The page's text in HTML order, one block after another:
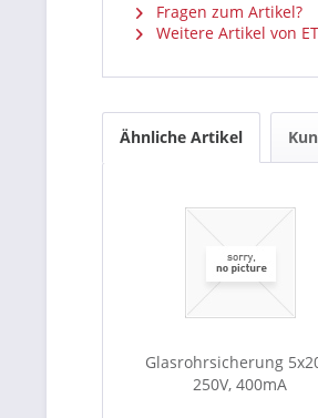
Fragen zum Artikel?
Weitere Artikel von
Ähnliche Artikel
Glasrohrsicherung
250V, 400mA